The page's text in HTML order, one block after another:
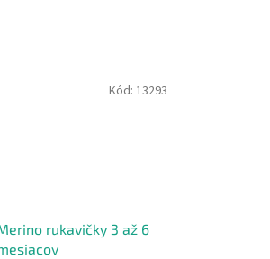
rukavičky 3 až 6
Kód: 13293